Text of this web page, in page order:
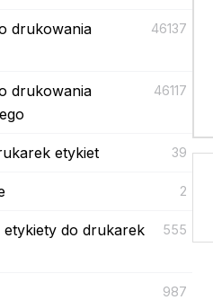
drukowania
46137
drukowania
46117
etykiet 39
2
etykiety do drukarek
555
987